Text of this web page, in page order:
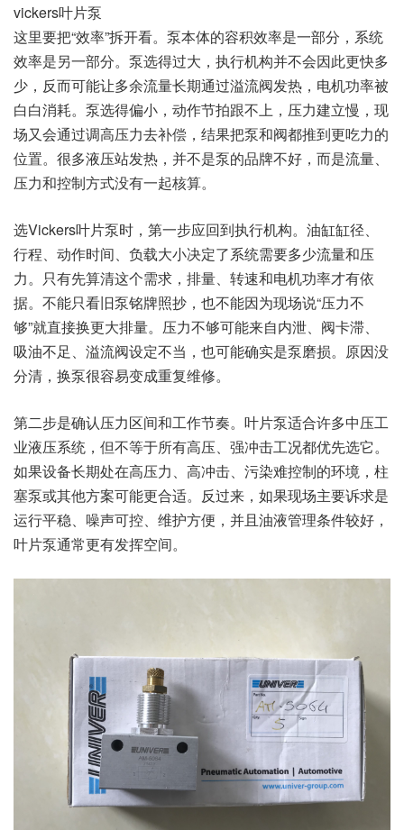
vickers叶片泵
这里要把“效率”拆开看。泵本体的容积效率是一部分，系统
效率是另一部分。泵选得过大，执行机构并不会因此更快多
少，反而可能让多余流量长期通过溢流阀发热，电机功率被
白白消耗。泵选得偏小，动作节拍跟不上，压力建立慢，现
场又会通过调高压力去补偿，结果把泵和阀都推到更吃力的
位置。很多液压站发热，并不是泵的品牌不好，而是流量、
压力和控制方式没有一起核算。
选Vickers叶片泵时，第一步应回到执行机构。油缸缸径、
行程、动作时间、负载大小决定了系统需要多少流量和压
力。只有先算清这个需求，排量、转速和电机功率才有依
据。不能只看旧泵铭牌照抄，也不能因为现场说“压力不
够”就直接换更大排量。压力不够可能来自内泄、阀卡滞、
吸油不足、溢流阀设定不当，也可能确实是泵磨损。原因没
分清，换泵很容易变成重复维修。
第二步是确认压力区间和工作节奏。叶片泵适合许多中压工
业液压系统，但不等于所有高压、强冲击工况都优先选它。
如果设备长期处在高压力、高冲击、污染难控制的环境，柱
塞泵或其他方案可能更合适。反过来，如果现场主要诉求是
运行平稳、噪声可控、维护方便，并且油液管理条件较好，
叶片泵通常更有发挥空间。